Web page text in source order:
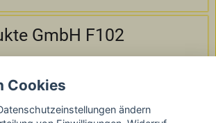
GmbH F102
GmbH F300
Cookies
ändern